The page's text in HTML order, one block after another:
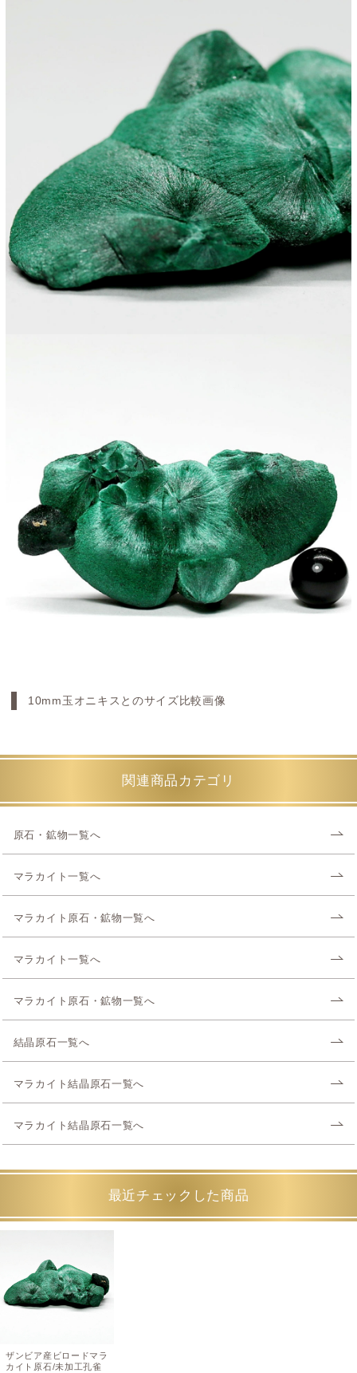
10mm玉オニキスとのサイズ比較画像
関連商品カテゴリ
原石・鉱物一覧へ
マラカイト一覧へ
マラカイト原石・鉱物一覧へ
マラカイト一覧へ
マラカイト原石・鉱物一覧へ
結晶原石一覧へ
マラカイト結晶原石一覧へ
マラカイト結晶原石一覧へ
最近チェックした商品
ザンビア産ビロードマラ
カイト原石/未加工孔雀